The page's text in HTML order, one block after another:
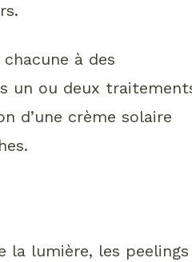
à des
un ou deux
d’une crème solaire
la lumière, les peelings